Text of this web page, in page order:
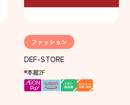
ファッション
DEF-STORE
本館2F